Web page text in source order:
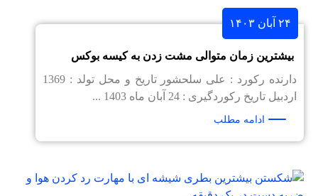
۲۴ آبان ۱۴۰۳
بیشترین زمان متوالی مشت زدن به کیسه بوکس
دارنده رکورد : علی سلحشور تاریخ و محل تولد : 1369
اردبیل تاریخ رکوردگیری : 24 آبان ماه 1403 ...
ادامه مطلب